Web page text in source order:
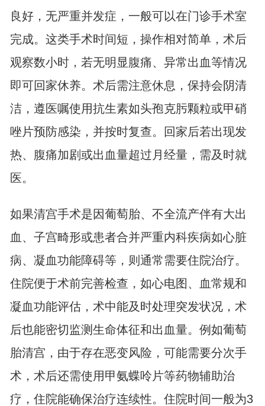
良好，无严重并发症，一般可以在门诊手术室
完成。这类手术时间短，操作相对简单，术后
观察数小时，若无明显腹痛、异常出血等情况
即可回家休养。术后需注意休息，保持会阴清
洁，遵医嘱使用抗生素如头孢克肟颗粒或甲硝
唑片预防感染，并按时复查。回家后若出现发
热、腹痛加剧或出血量超过月经量，需及时就
医。
如果清宫手术是因葡萄胎、不全流产伴有大出
血、子宫畸形或患者合并严重内科疾病如心脏
病、凝血功能障碍等，则通常需要住院治疗。
住院便于术前完善检查，如心电图、血常规和
凝血功能评估，术中能及时处理突发状况，术
后也能密切监测生命体征和出血量。例如葡萄
胎清宫，由于存在恶变风险，可能需要分次手
术，术后还需使用甲氨蝶呤片等药物辅助治
疗，住院能确保治疗连续性。住院时间一般为3